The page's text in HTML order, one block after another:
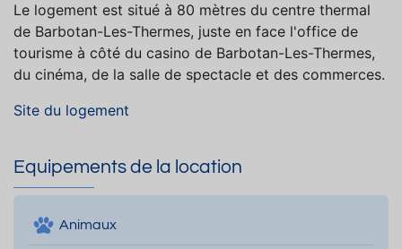
Le logement est situé à 80 mètres du centre thermal
de Barbotan-Les-Thermes, juste en face l'office de
tourisme à côté du casino de Barbotan-Les-Thermes,
du cinéma, de la salle de spectacle et des commerces.
Site du logement
Equipements de la location
Animaux